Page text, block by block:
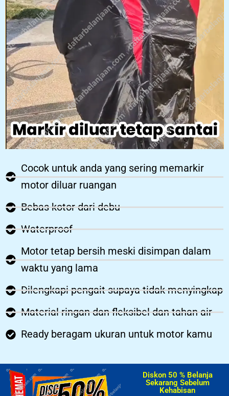
Cocok untuk anda yang sering memarkir
motor diluar ruangan
Bebas kotor dari debu
Waterproof
Motor tetap bersih meski disimpan dalam
waktu yang lama
Dilengkapi pengait supaya tidak menyingkap
Material ringan dan fleksibel dan tahan air
Ready beragam ukuran untuk motor kamu
Diskon 50 % Belanja
Sekarang Sebelum
Kehabisan​